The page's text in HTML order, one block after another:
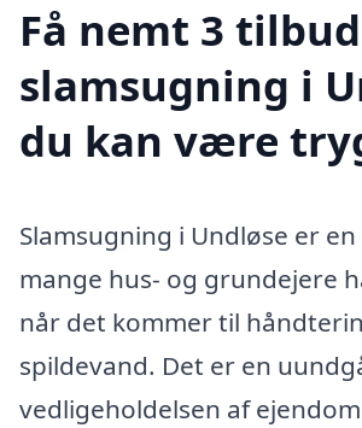
Få nemt 3
slamsugning i
du kan være
Slamsugning i Undløse er
mange hus- og grundejere
når det kommer til
spildevand. Det er en
vedligeholdelsen af